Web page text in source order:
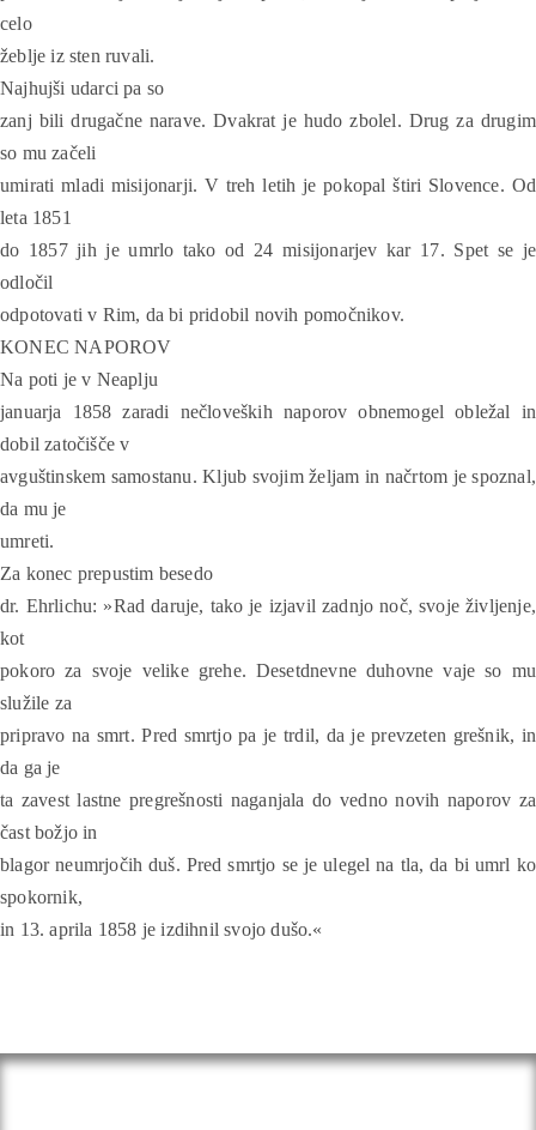
celo
žeblje iz sten ruvali.
Najhujši udarci pa so
zanj bili drugačne narave. Dvakrat je hudo zbolel. Drug za drugim
so mu začeli
umirati mladi misijonarji. V treh letih je pokopal štiri Slovence. Od
leta 1851
do 1857 jih je umrlo tako od 24 misijonarjev kar 17. Spet se je
odločil
odpotovati v Rim, da bi pridobil novih pomočnikov.
KONEC NAPOROV
Na poti je v Neaplju
januarja 1858 zaradi nečloveških naporov obnemogel obležal in
dobil zatočišče v
avguštinskem samostanu. Kljub svojim željam in načrtom je spoznal,
da mu je
umreti.
Za konec prepustim besedo
dr. Ehrlichu: »Rad daruje, tako je izjavil zadnjo noč, svoje življenje,
kot
pokoro za svoje velike grehe. Desetdnevne duhovne vaje so mu
služile za
pripravo na smrt. Pred smrtjo pa je trdil, da je prevzeten grešnik, in
da ga je
ta zavest lastne pregrešnosti naganjala do vedno novih naporov za
čast božjo in
blagor neumrjočih duš. Pred smrtjo se je ulegel na tla, da bi umrl ko
spokornik,
in 13. aprila 1858 je izdihnil svojo dušo.«